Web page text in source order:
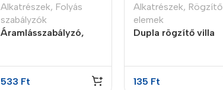
Alkatrészek, Folyás
szabályzók
Áramlásszabályzó,
533 Ft
Alkatrészek, Rögzítő
elemek
Dupla rögzítő villa
135 Ft